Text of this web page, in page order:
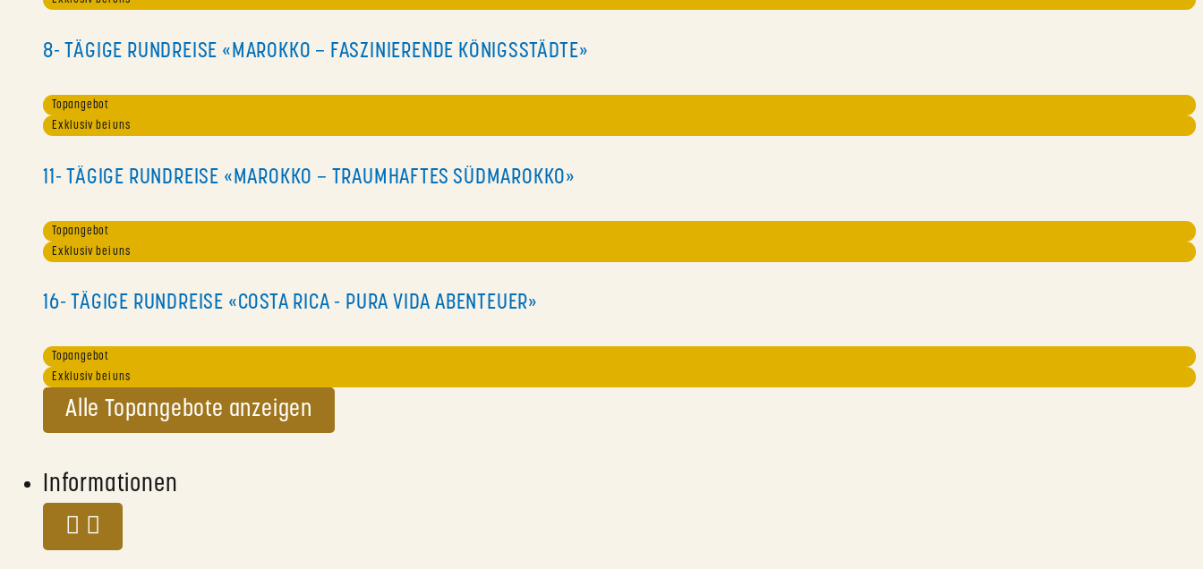
8- TÄGIGE RUNDREISE «MAROKKO – FASZINIERENDE KÖNIGSSTÄDTE»
Topangebot
Exklusiv bei uns
11- TÄGIGE RUNDREISE «MAROKKO – TRAUMHAFTES SÜDMAROKKO»
Topangebot
Exklusiv bei uns
16- TÄGIGE RUNDREISE «COSTA RICA - PURA VIDA ABENTEUER»
Topangebot
Exklusiv bei uns
Alle Topangebote anzeigen
Informationen